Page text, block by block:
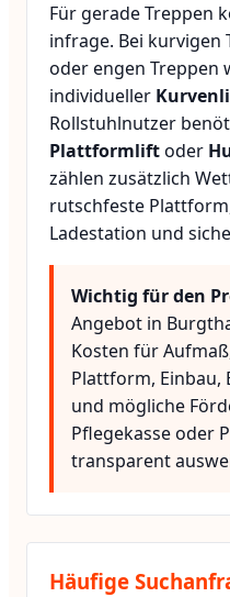
Für gerade Treppen
infrage. Bei kurvigen
oder engen Treppen
individueller
Rollstuhlnutzer
Plattformliftoder
zählen zusätzlich
rutschfeste
Ladestation und
Wichtig für den
Angebot in
Kosten für
Plattform, Einbau,
und mögliche
Pflegekasse oder
transparent
Häufige